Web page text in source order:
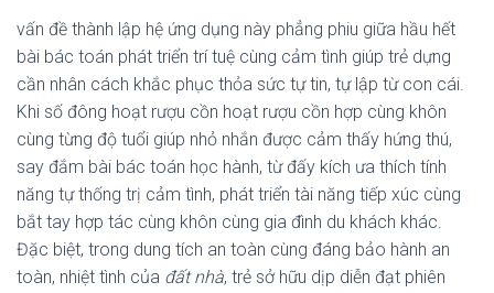
vấn đề thành lập hệ ứng dụng này phẳng phiu giữa hầu hết
bài bác toán phát triển trí tuệ cùng cảm tình giúp trẻ dựng
cần nhân cách khắc phục thỏa sức tự tin, tự lập từ con cái.
Khi số đông hoạt rượu cồn hoạt rượu cồn hợp cùng khôn
cùng từng độ tuổi giúp nhỏ nhắn được cảm thấy hứng thú,
say đắm bài bác toán học hành, từ đấy kích ưa thích tính
năng tự thống trị cảm tình, phát triển tài năng tiếp xúc cùng
bắt tay hợp tác cùng khôn cùng gia đình du khách khác.
Đặc biệt, trong dung tích an toàn cùng đáng bảo hành an
toàn, nhiệt tình của đất nhà, trẻ sở hữu dịp diễn đạt phiên